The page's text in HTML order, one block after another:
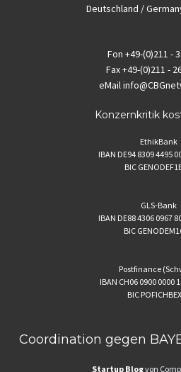
Deutschland /
Fon +49-(0)211 -
Fax+49-(0)211 -
eMail
Konzernkritik
EthikBank
IBAN DE94 8309 4495
BIC
GLS-Bank
IBAN DE88 4306 0967
BIC
Postfinance
IBAN CH06 0900 0000
BIC
Coordination gegen
Startup Blogvon